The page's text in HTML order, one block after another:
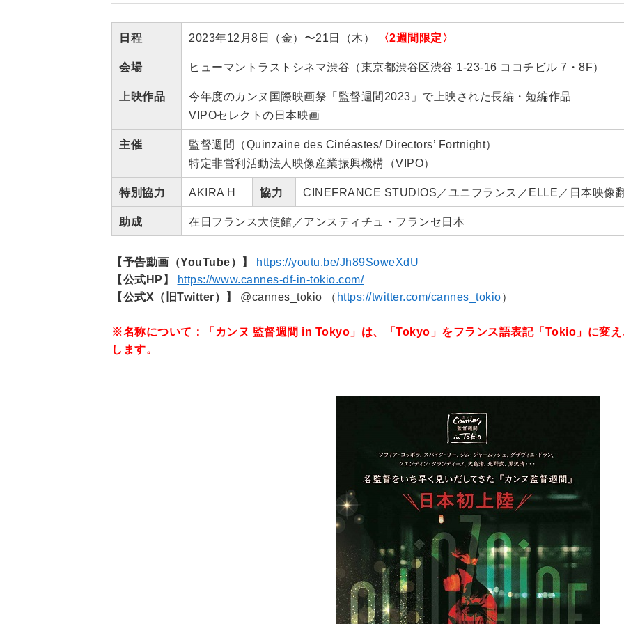
日程 2023年12月8日（金）〜21日（木） 〈2週間限定〉
会場 ヒューマントラストシネマ渋谷（東京都渋谷区渋谷 1-23-16 ココチビル 7・8F）
上映作品
今年度のカンヌ国際映画祭「監督週間2023」で上映された長編・短編作品
VIPOセレクトの日本映画
主催
監督週間（Quinzaine des Cinéastes/ Directors’ Fortnight）
特定非営利活動法人映像産業振興機構（VIPO）
特別協力 AKIRA H 協力 CINEFRANCE STUDIOS／ユニフランス／ELLE／日本映像
助成 在日フランス大使館／アンスティチュ・フランセ日本
【予告動画（YouTube）】
https://youtu.be/Jh89SoweXdU
【公式HP】
https://www.cannes-df-in-tokio.com/
【公式X（旧Twitter）】
@cannes_tokio （ https://twitter.com/cannes_tokio）
※名称について：「カンヌ 監督週間 in Tokyo」は、「Tokyo」をフランス語表記「Tokio」に変
します。